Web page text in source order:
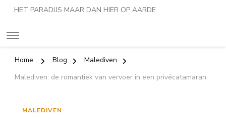
HET PARADIJS MAAR DAN HIER OP AARDE
Home Blog
Malediven
Malediven: de romantiek van vervoer in een privécatamaran
MALEDIVEN